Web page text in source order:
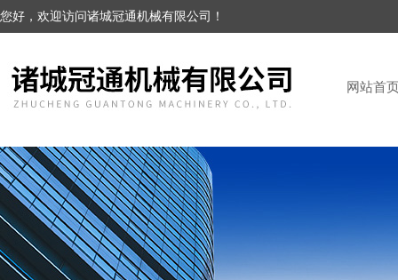
您好，欢迎访问诸城冠通机械有限公司！
网站首